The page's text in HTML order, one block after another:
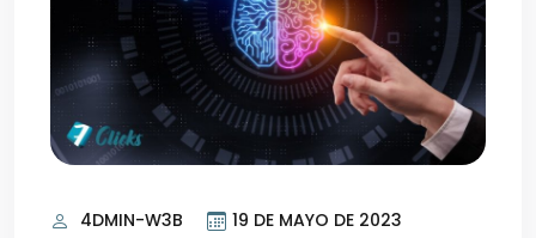
4DMIN-W3B
19 DE MAYO DE 2023